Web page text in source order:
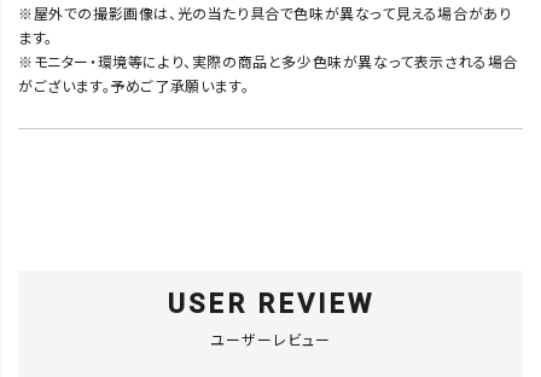
※屋外での撮影画像は、光の当たり具合で色味が異なって見える場合があり
ます。
※モニター・環境等により、実際の商品と多少色味が異なって表示される場合
がございます。予めご了承願います。
USER REVIEW
ユーザーレビュー